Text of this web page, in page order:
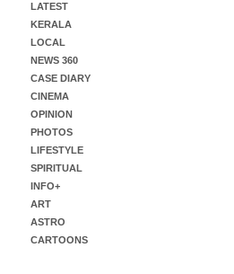
LATEST
KERALA
LOCAL
NEWS 360
CASE DIARY
CINEMA
OPINION
PHOTOS
LIFESTYLE
SPIRITUAL
INFO+
ART
ASTRO
CARTOONS